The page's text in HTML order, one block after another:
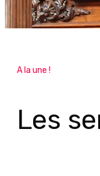
A la une !
Les